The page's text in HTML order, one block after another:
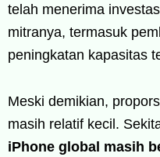
telah menerima
mitranya, termasuk
peningkatan kapasitas
Meski demikian,
masih relatif kecil.
iPhone global masih